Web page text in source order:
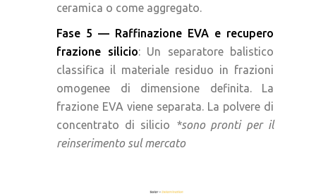
ceramica o come aggregato.
Fase 5 — Raffinazione EVA e recupero
frazione silicio: Un separatore balistico
classifica il materiale residuo in frazioni
omogenee di dimensione definita. La
frazione EVA viene separata. La polvere di
concentrato di silicio
*sono pronti per il
reinserimento sul mercato